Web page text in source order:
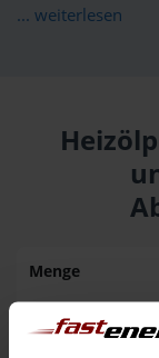
... weiterlesen
Menge
1.000 Liter